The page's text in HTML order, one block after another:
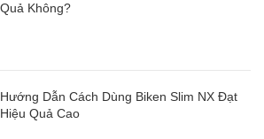
Quả Không?
Hướng Dẫn Cách Dùng Biken Slim NX Đạt
Hiệu Quả Cao